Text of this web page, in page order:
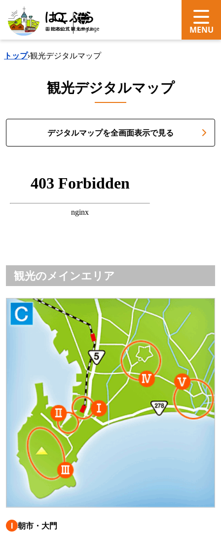
search Language
トップ›観光デジタルマップ
観光デジタルマップ
デジタルマップを全画面表示で見る
観光のメインエリア
Ⅰ 朝市・大門